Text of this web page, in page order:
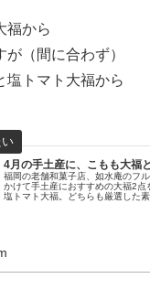
福から
（間に合わず）
塩トマト大福から
4月の手土産に、こもも大福
福岡の老舗和菓子店、如水庵のフ
かけて手土産におすすめの大福2点
塩トマト大福。どちらも厳選した